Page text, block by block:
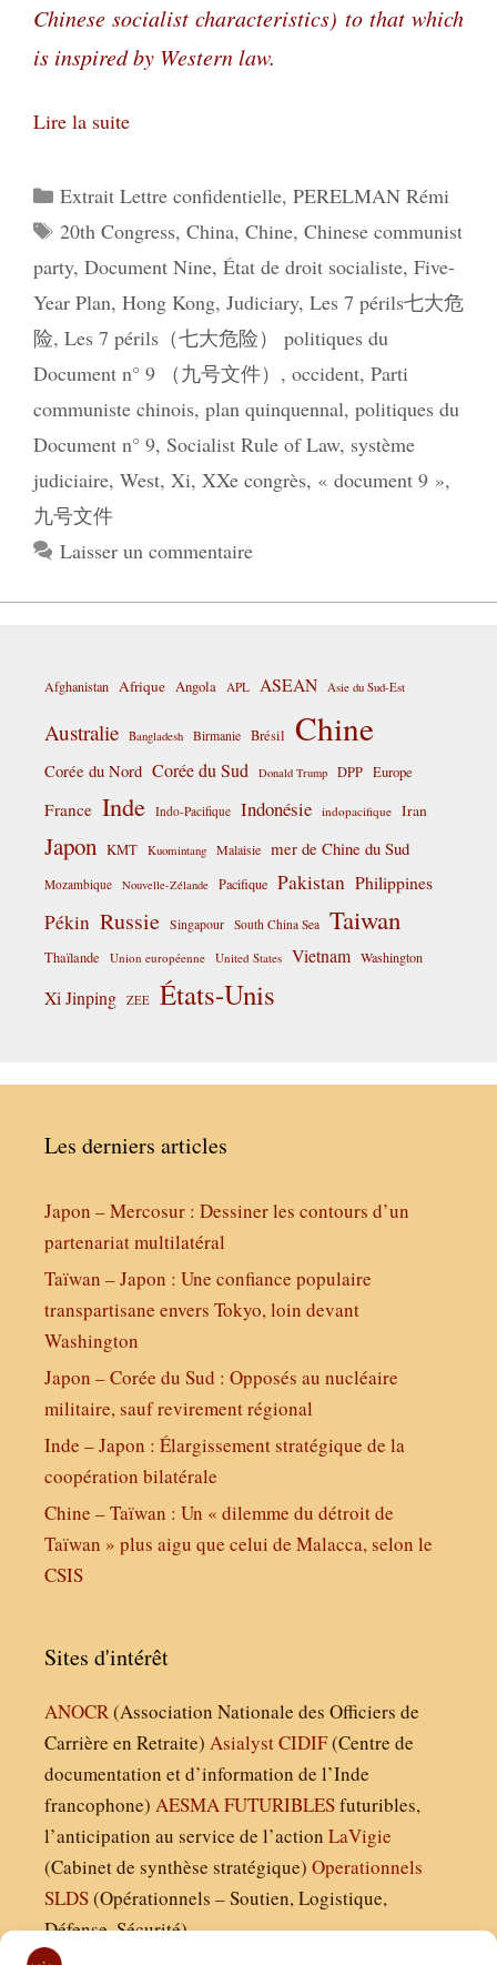
Chinese socialist characteristics) to that which
is inspired by Western law.
Lire la suite
Catégories
Extrait Lettre confidentielle, PERELMAN Rémi
Étiquettes
20th Congress, China, Chine, Chinese communist
party, Document Nine, État de droit socialiste, Five-
Year Plan, Hong Kong, Judiciary, Les 7 périls七大危
险, Les 7 périls（七大危险） politiques du
Document n° 9 （九号文件） , occident, Parti
communiste chinois, plan quinquennal, politiques du
Document n° 9, Socialist Rule of Law, système
judiciaire, West, Xi, XXe congrès, « document 9 »,
九号文件
Laisser un commentaire
Afghanistan Afrique Angola APL ASEAN Asie du Sud-Est
Australie Bangladesh Birmanie Brésil Chine
Corée du Nord Corée du Sud Donald Trump DPP Europe
France Inde Indo-Pacifique Indonésie indopacifique Iran
Japon KMT Kuomintang Malaisie mer de Chine du Sud
Mozambique Nouvelle-Zélande Pacifique Pakistan Philippines
Pékin Russie Singapour South China Sea Taiwan
Thaïlande Union européenne United States Vietnam Washington
Xi Jinping ZEE États-Unis
Les derniers articles
Japon – Mercosur : Dessiner les contours d’un
partenariat multilatéral
Taïwan – Japon : Une confiance populaire
transpartisane envers Tokyo, loin devant
Washington
Japon – Corée du Sud : Opposés au nucléaire
militaire, sauf revirement régional
Inde – Japon : Élargissement stratégique de la
coopération bilatérale
Chine – Taïwan : Un « dilemme du détroit de
Taïwan » plus aigu que celui de Malacca, selon le
CSIS
Sites d'intérêt
ANOCR(Association Nationale des Officiers de
Carrière en Retraite) AsialystCIDIF(Centre de
documentation et d’information de l’Inde
francophone) AESMAFUTURIBLESfuturibles,
l’anticipation au service de l’action LaVigie
(Cabinet de synthèse stratégique) Operationnels
SLDS(Opérationnels – Soutien, Logistique,
Défense, Sécurité)